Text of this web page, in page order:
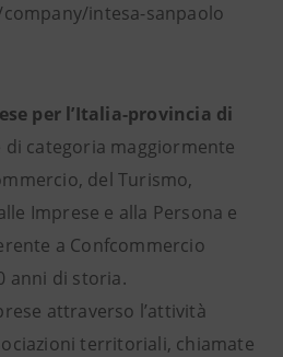
company/intesa-sanpaolo
per l’Italia-provincia di
di categoria maggiormente
del Turismo,
Imprese e alla Persona e
a Confcommercio
anni di storia.
attraverso l’attività
territoriali, chiamate